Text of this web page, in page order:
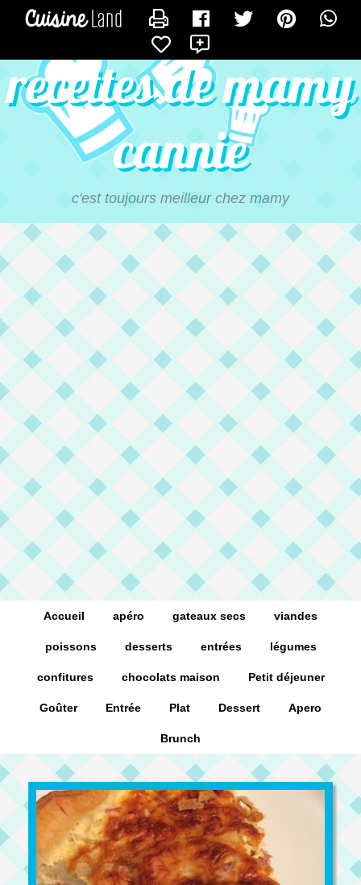
recettes de mamy
cannie
c'est toujours meilleur chez mamy
Accueil apéro gateaux secs viandes
poissons desserts entrées légumes
confitures chocolats maison Petit déjeuner
Goûter Entrée Plat Dessert Apero
Brunch
CONTACTER MAMYCANNIE